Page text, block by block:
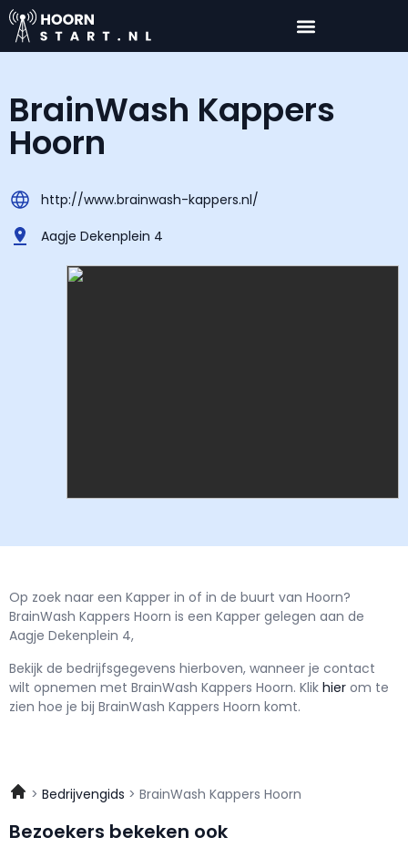
BrainWash Kappers
Hoorn
http://www.brainwash-kappers.nl/
Aagje Dekenplein 4
Op zoek naar een Kapper in of in de buurt van Hoorn?
BrainWash Kappers Hoorn is een Kapper gelegen aan de
Aagje Dekenplein 4,
Bekijk de bedrijfsgegevens hierboven, wanneer je contact
wilt opnemen met BrainWash Kappers Hoorn. Klik hier om te
zien hoe je bij BrainWash Kappers Hoorn komt.
Bedrijvengids BrainWash Kappers Hoorn
Bezoekers bekeken ook